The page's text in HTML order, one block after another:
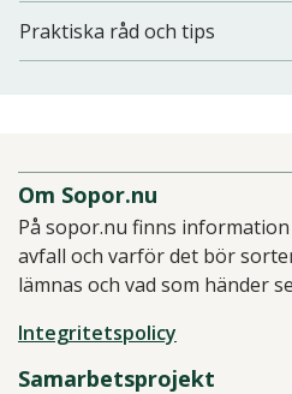
Praktiska råd och tips
Om Sopor.nu
På sopor.nu finns
avfall och varför det bör
lämnas och vad som händer
Integritetspolicy
Samarbetsprojekt